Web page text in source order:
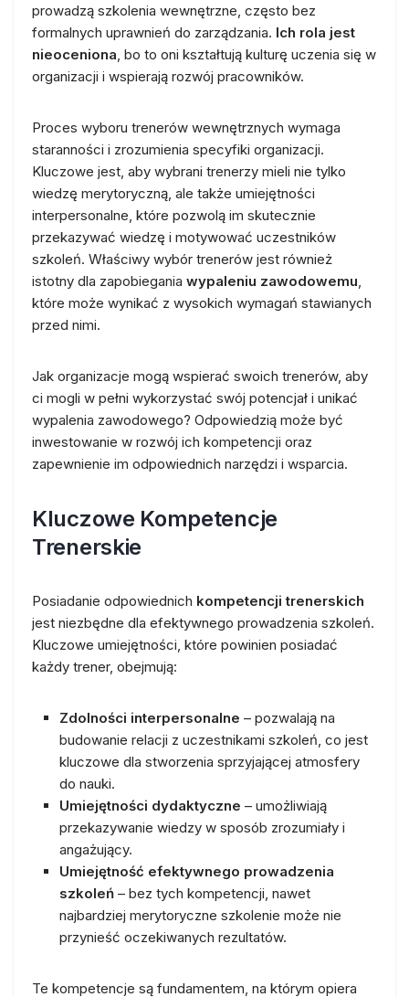
prowadzą szkolenia wewnętrzne, często bez
formalnych uprawnień do zarządzania. Ich rola jest
nieoceniona, bo to oni kształtują kulturę uczenia się w
organizacji i wspierają rozwój pracowników.
Proces wyboru trenerów wewnętrznych wymaga
staranności i zrozumienia specyfiki organizacji.
Kluczowe jest, aby wybrani trenerzy mieli nie tylko
wiedzę merytoryczną, ale także umiejętności
interpersonalne, które pozwolą im skutecznie
przekazywać wiedzę i motywować uczestników
szkoleń. Właściwy wybór trenerów jest również
istotny dla zapobiegania wypaleniu zawodowemu,
które może wynikać z wysokich wymagań stawianych
przed nimi.
Jak organizacje mogą wspierać swoich trenerów, aby
ci mogli w pełni wykorzystać swój potencjał i unikać
wypalenia zawodowego? Odpowiedzią może być
inwestowanie w rozwój ich kompetencji oraz
zapewnienie im odpowiednich narzędzi i wsparcia.
Kluczowe Kompetencje
Trenerskie
Posiadanie odpowiednich kompetencji trenerskich
jest niezbędne dla efektywnego prowadzenia szkoleń.
Kluczowe umiejętności, które powinien posiadać
każdy trener, obejmują:
Zdolności interpersonalne – pozwalają na
budowanie relacji z uczestnikami szkoleń, co jest
kluczowe dla stworzenia sprzyjającej atmosfery
do nauki.
Umiejętności dydaktyczne – umożliwiają
przekazywanie wiedzy w sposób zrozumiały i
angażujący.
Umiejętność efektywnego prowadzenia
szkoleń – bez tych kompetencji, nawet
najbardziej merytoryczne szkolenie może nie
przynieść oczekiwanych rezultatów.
Te kompetencje są fundamentem, na którym opiera